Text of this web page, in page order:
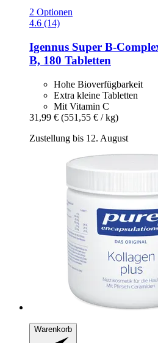
2 Optionen
4.6 (14)
Igennus Super B-​
B, 180 Tabletten
Hohe Bioverfügbarkeit
Extra kleine Tabletten
Mit Vitamin C
31,99 € (551,55 € / kg)
Zustellung bis 12. August
Warenkorb